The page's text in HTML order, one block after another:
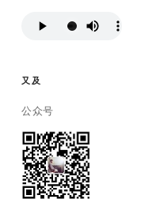
又及
公众号